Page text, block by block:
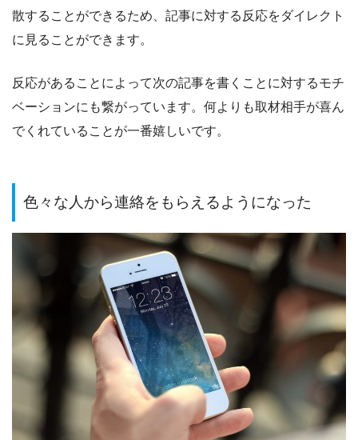
散することができるため、記事に対する反応をダイレクト
に見ることができます。
反応があることによって次の記事を書くことに対するモチ
ベーションにも繋がっています。何よりも取材相手が喜ん
でくれていることが一番嬉しいです。
色々な人から連絡をもらえるようになった